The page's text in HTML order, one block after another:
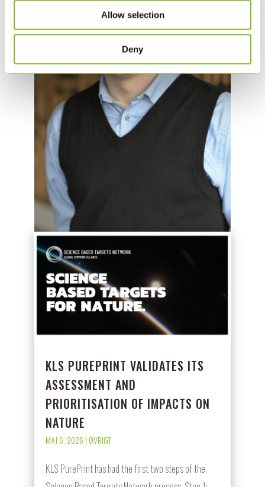
Allow selection
Deny
KLS PUREPRINT VALIDATES ITS
ASSESSMENT AND
PRIORITISATION OF IMPACTS ON
NATURE
MAJ 6, 2026|ØVRIGT
KLS PurePrint has had the first two steps of the